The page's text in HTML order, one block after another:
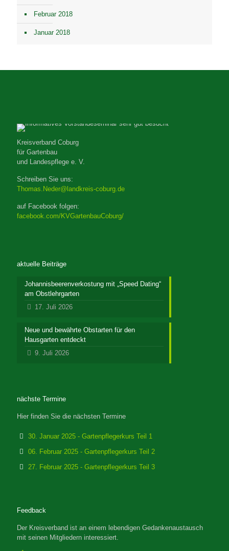
Februar 2018
Januar 2018
Kreisverband Coburg
für Gartenbau
und Landespflege e. V.
Schreiben Sie uns:
Thomas.Neder@landkreis-coburg.de
auf Facebook folgen:
facebook.com/KVGartenbauCoburg/
aktuelle Beiträge
Johannisbeerenverkostung mit „Speed Dating“
am Obstlehrgarten
17. Juli 2026
Neue und bewährte Obstarten für den
Hausgarten entdeckt
9. Juli 2026
nächste Termine
Hier finden Sie die nächsten Termine
30. Januar 2025 - Gartenpflegerkurs Teil 1
06. Februar 2025 - Gartenpflegerkurs Teil 2
27. Februar 2025 - Gartenpflegerkurs Teil 3
Feedback
Der Kreisverband ist an einem lebendigen Gedankenaustausch
mit seinen Mitgliedern interessiert.